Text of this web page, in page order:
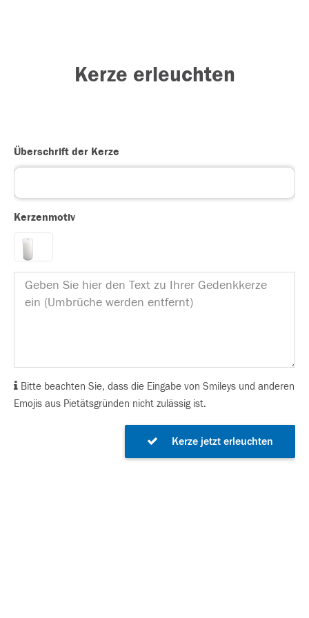
Kerze erleuchten
Überschrift der Kerze
Kerzenmotiv
Bitte beachten Sie, dass die Eingabe von Smileys und anderen
Emojis aus Pietätsgründen nicht zulässig ist.
Kerze jetzt erleuchten